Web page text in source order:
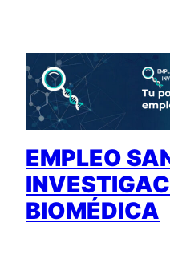
contenido
EMPLEO
BIOMÉDICA